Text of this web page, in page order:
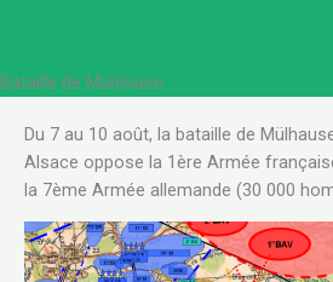
Bataille de Muhlouse
Du 7 au 10 août, la bataille de
Alsace oppose la 1ère Armée
la 7ème Armée allemande (30 000